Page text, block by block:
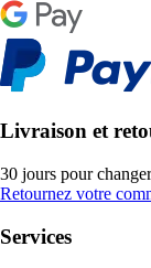
Livraison et
30 jours pour
Retournez votre
Services